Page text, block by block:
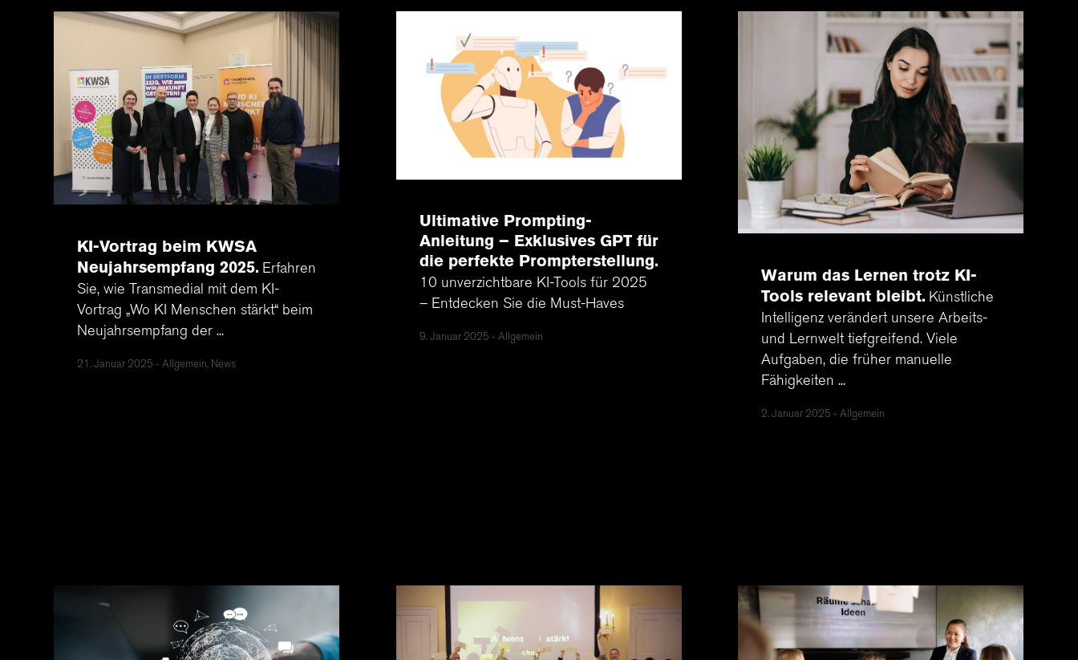
KI-Vortrag beim KWSA
Neujahrsempfang 2025 Erfahren
Sie, wie Transmedial mit dem KI-
Vortrag „Wo KI Menschen stärkt“ beim
Neujahrsempfang der ...
21. Januar 2025 Allgemein, News
Ultimative Prompting-
Anleitung – Exklusives GPT für
die perfekte Prompterstellung
10 unverzichtbare KI-Tools für 2025
– Entdecken Sie die Must-Haves
9. Januar 2025 Allgemein
Warum das Lernen trotz KI-
Tools relevant bleibt Künstliche
Intelligenz verändert unsere Arbeits-
und Lernwelt tiefgreifend. Viele
Aufgaben, die früher manuelle
Fähigkeiten ...
2. Januar 2025 Allgemein
freundlicher Modus
sicherer Modus